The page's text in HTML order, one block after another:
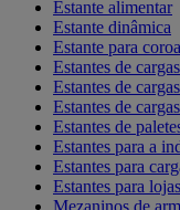
Estante alimentar
Estante dinâmica
Estante para
Estantes de
Estantes de
Estantes de
Estantes de
Estantes para a
Estantes para
Estantes para
Mezaninos de